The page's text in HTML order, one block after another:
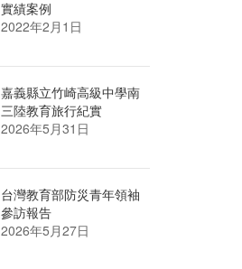
實績案例
2022年2月1日
嘉義縣立竹崎高級中學南
三陸教育旅行紀實
2026年5月31日
台灣教育部防災青年領袖
參訪報告
2026年5月27日